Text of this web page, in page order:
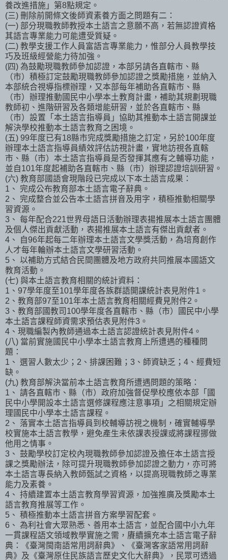
養改進措施」第8點規定。
(三) 刪除前開條文後師資素養方面之問題有二：
(一) 部分現職教師教授本土語言之意願不高，若無認證資格
其語言專業能力可能遭受質疑。
(二) 教學支援工作人員富語言專業能力，惟部分人員教學技
巧及班級經營能力待加強。
(四) 為鼓勵現職教師參加認證，本部另請各直轄市、縣
（市）積極訂定鼓勵現職教師參加認證之獎勵措施，並納入
本部統合視導指標辦理，又本部每年補助各直轄市、縣
（市）辦理推動國民中小學本土教育計畫，補助其規劃現職
教師初、進階研習及各類增能研習，並於各直轄市、縣
（市）設置「本土語言指導員」協助其推動本土語言開課並
解決學校推動本土語言教育之困境。
(五) 99年度已有18縣市完成獎勵措施之訂定，另於100年度
辦理本土語言指導員績效評估訪視計畫，實地訪視各直轄
市、縣（市）本土語言指導員是否發揮其應有之輔導功能，
並自101年度起補助各直轄市、縣（市）辦理認證培訓研習。
(六) 教育部國語會現階段已完成以下本土語言成果：
1、 完成公布教育部本土語言電子辭典。
2、 完成整合並公告本土語言拼音及用字，積極推動相關學
習資源。
3、 每年配合221世界母語日活動辦理表揚推展本土語言團體
及個人傑出貢獻活動，表揚推展本土語言有傑出貢獻者。
4、 自96年起每二年辦理本土語言文學獎活動，為培育創作
人才每年輪辦本土語言文學研習活動。
5、 以補助方式結合民間團體及地方政府共同推展本國語文
教育活動。
(七) 與本土語言教育相關的統計資料：
1、97學年度至101學年度各族群語開課統計表見附件1。
2、教育部97至101年本土語言教育相關經費見附件2。
3、教育部國教司100學年度各直轄市、縣（市）國民中小學
本土語言課程師資需求預估表見附件3。
4、現職編製內教師通過本土語言認證統計表見附件4。
(八) 當前實施國民中小學本土語言教育上所遭遇的種種問
題：
1、 選習人數太少；2、排課困難；3、師資缺乏；4、經費短
缺。
(九) 教育部解決當前本土語言教育所遭遇問題的策略：
1、 請各直轄市、縣（市）政府加強督促學校應依本部「國
民中小學開設本土語言選修課程應注意事項」之相關規定辦
理國民中小學本土語言課程。
2、 落實本土語言指導員到校輔導訪視之機制，確實輔導學
校實施本土語言教學，避免產生未依課表授課或將課程挪做
他用之情事。
3、 鼓勵學校訂定校內現職教師參加認證及擔任本土語言授
課之獎勵辦法，除可提升現職教師參加認證之動力，亦可將
本土語言專長納入教師甄試之資格，以提高現職教師之專業
能力及素養。
4、 持續建置本土語言教育學習資源，加強推廣及獎勵本土
語言教育推展等工作。
5、 積極推動本土語言拼音方案學習配套。
6、 為利社會大眾熟悉、善用本土語言，並配合國中小九年
一貫課程語文領域教學實施之需，賡續擴充本土語言電子辭
典：《臺灣閩南語常用詞辭典》、《臺灣客家語常用詞辭
典》及《臺灣原住民族語言歷史文化大辭典》，民眾可透過